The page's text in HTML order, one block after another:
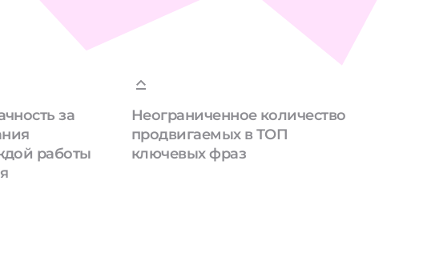
за
работы
Неограниченное количество
продвигаемых в ТОП
ключевых фраз